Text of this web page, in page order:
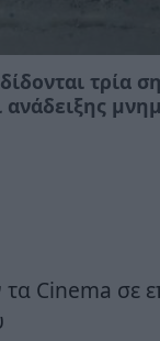
τρία
ανάδειξης
Cinema σε